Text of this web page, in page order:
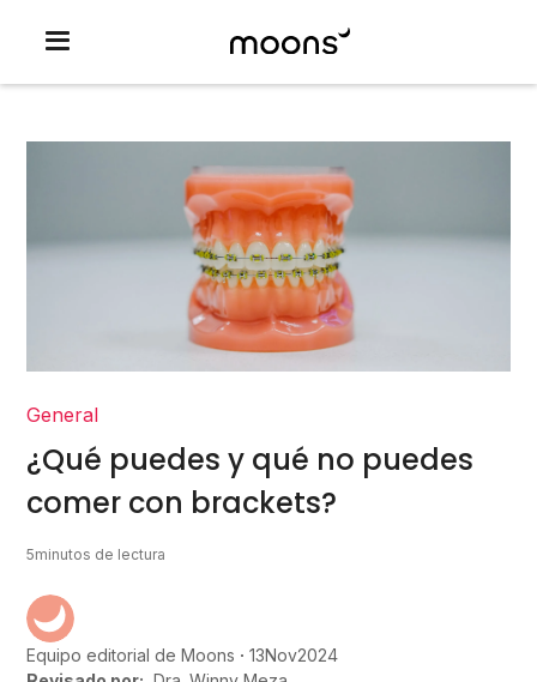
General
¿Qué puedes y qué no puedes
comer con brackets?
5minutos de lectura
Equipo editorial de Moons 13Nov2024